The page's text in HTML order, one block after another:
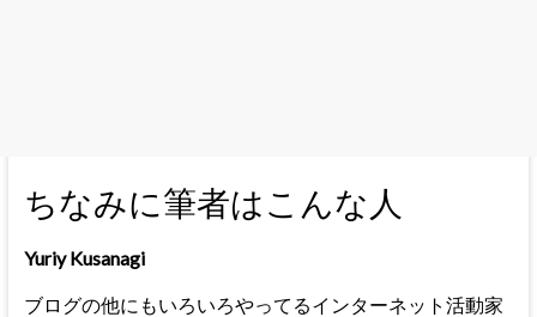
ちなみに筆者はこんな人
Yuriy Kusanagi
ブログの他にもいろいろやってるインターネット活動家